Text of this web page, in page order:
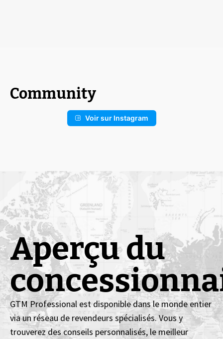
Community
Voir sur Instagram
Aperçu du
GTM Professional est disponible dans le monde entier
via un réseau de revendeurs spécialisés. Vous y
trouverez des conseils personnalisés, le meilleur